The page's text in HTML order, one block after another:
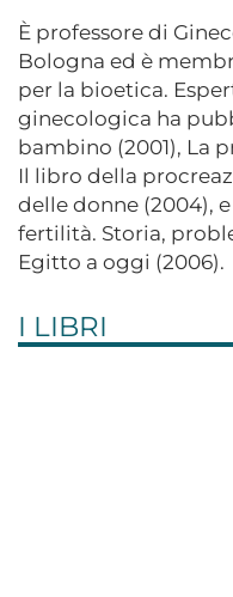
È professore di
Bologna ed è
per la bioetica.
ginecologica ha
bambino (2001), La
Il libro della
delle donne (2004),
fertilità. Storia,
Egitto a oggi (2006).
I LIBRI